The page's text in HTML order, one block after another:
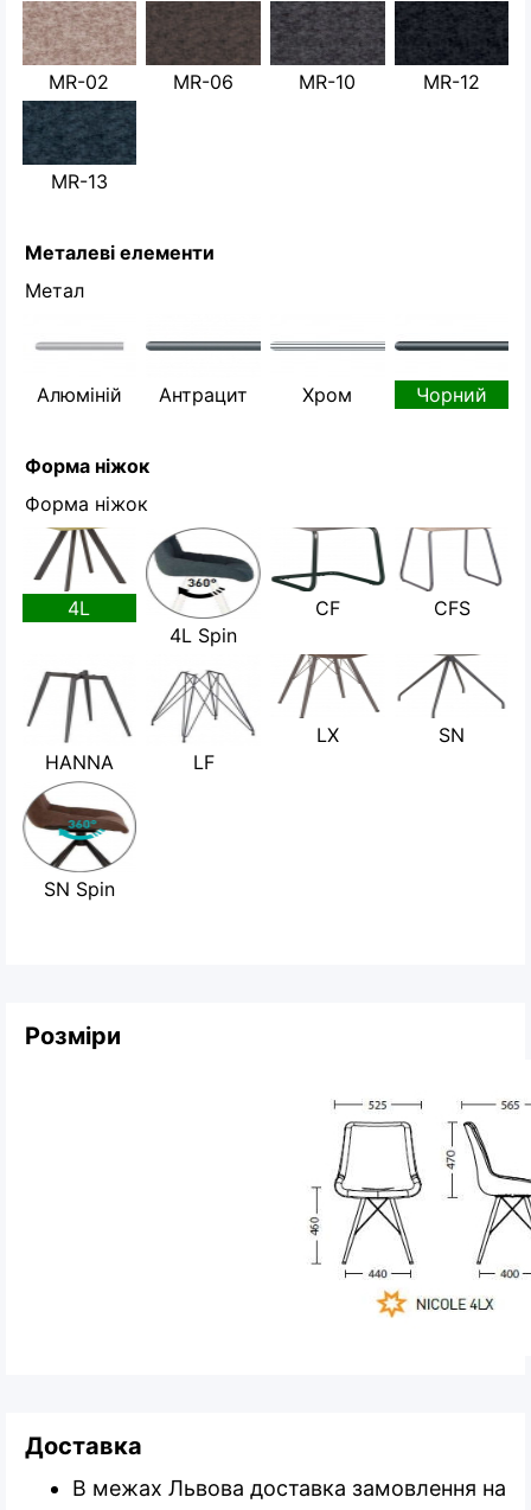
MR-02 MR-06 MR-10 MR-12
MR-13
Металеві елементи
Метал
Алюміній Антрацит Хром Чорний
Форма ніжок
Форма ніжок
4L
4L Spin
CF CFS
HANNA LF
LX SN
SN Spin
Розміри
Доставка
В межах Львова доставка замовлення на